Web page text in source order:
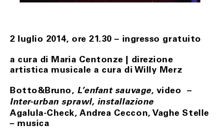
restituzione.
riscontro, il/i prodotto/i, in condizioni di sostanziale
compresi dell’imballo originale, di sigilli eventualmente
apposti, nonché di documentazione accessoria.
Il Cliente, potrà rifiutare il ritiro del/i prodotti all’atto
della consegna secondo quanto stabilito al precedente
art. 6.
In ogni ipotesi di cui sopra, soltanto dopo aver verificato
2 luglio 2014, ore 21.30 – ingresso gratuito
a cura di Maria Centonze | direzione
artistica musicale a cura di Willy Merz
Botto&Bruno, L’enfant sauvage, video –
Inter-urban sprawl, installazione
Agalula-Check, Andrea Ceccon, Vaghe Stelle
– musica